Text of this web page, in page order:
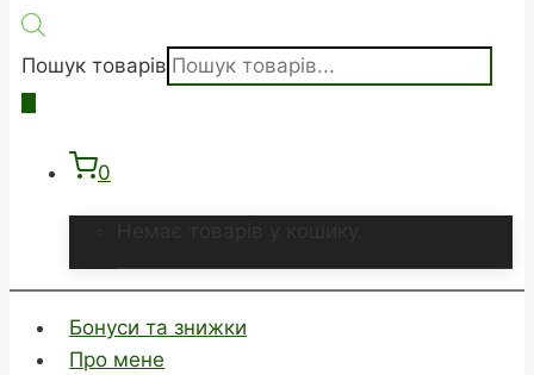
Пошук товарів
0
Бонуси та знижки
Про мене